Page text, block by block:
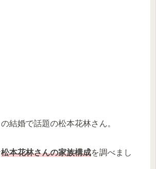
結婚で話題の松本花林さん。
松本花林さんの家族構成を調べまし